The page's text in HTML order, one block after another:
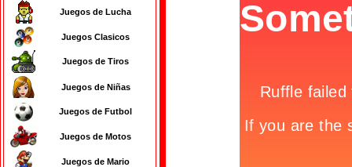
Juegos de Lucha
Juegos Clasicos
Juegos de Tiros
Juegos de Niñas
Juegos de Futbol
Juegos de Motos
Juegos de Mario